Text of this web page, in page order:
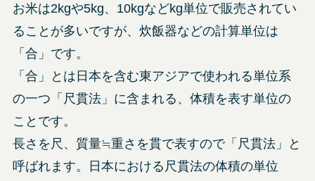
お米は2kgや5kg、10kgなどkg単位で販売されてい
ることが多いですが、炊飯器などの計算単位は
「合」です。
「合」とは日本を含む東アジアで使われる単位系
の一つ「尺貫法」に含まれる、体積を表す単位の
ことです。
長さを尺、質量≒重さを貫で表すので「尺貫法」と
呼ばれます。日本における尺貫法の体積の単位